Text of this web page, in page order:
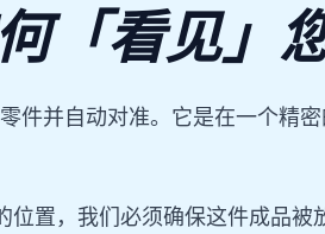
「看见」
件并自动对准。它是在一个精
置，我们必须确保这件成品